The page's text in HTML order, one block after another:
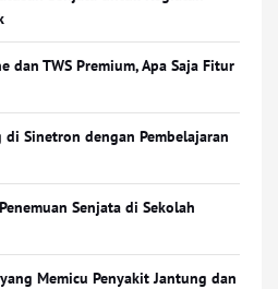
dan TWS Premium, Apa Saja Fitur
Sinetron dengan Pembelajaran
Senjata di Sekolah
Memicu Penyakit Jantung dan